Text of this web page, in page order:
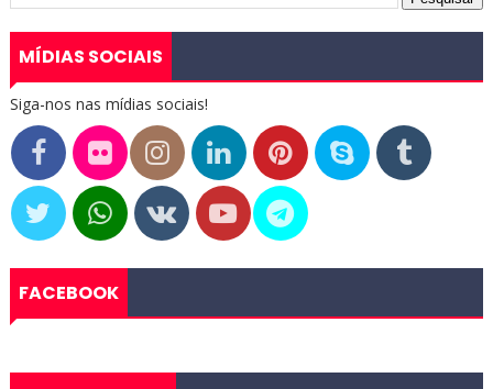
MÍDIAS SOCIAIS
Siga-nos nas mídias sociais!
FACEBOOK